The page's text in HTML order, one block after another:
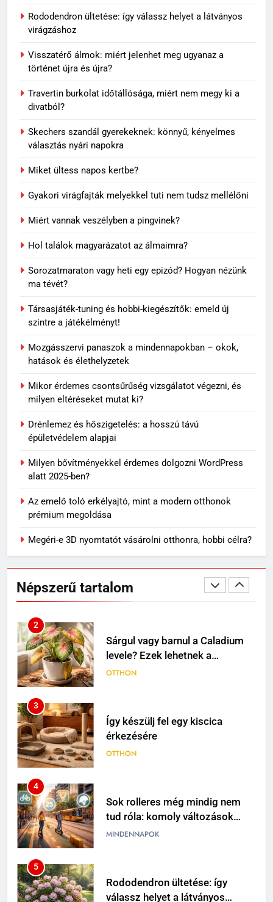
Rododendron ültetése: így válassz helyet a látványos
virágzáshoz
Visszatérő álmok: miért jelenhet meg ugyanaz a
történet újra és újra?
Travertin burkolat időtállósága, miért nem megy ki a
divatból?
Skechers szandál gyerekeknek: könnyű, kényelmes
választás nyári napokra
Miket ültess napos kertbe?
Gyakori virágfajták melyekkel tuti nem tudsz mellélőni
Miért vannak veszélyben a pingvinek?
Hol találok magyarázatot az álmaimra?
Sorozatmaraton vagy heti egy epizód? Hogyan nézünk
ma tévét?
Társasjáték-tuning és hobbi-kiegészítők: emeld új
szintre a játékélményt!
Mozgásszervi panaszok a mindennapokban – okok,
hatások és élethelyzetek
Mikor érdemes csontsűrűség vizsgálatot végezni, és
milyen eltéréseket mutat ki?
Drénlemez és hőszigetelés: a hosszú távú
épületvédelem alapjai
Milyen bővítményekkel érdemes dolgozni WordPress
alatt 2025-ben?
Az emelő toló erkélyajtó, mint a modern otthonok
prémium megoldása
Megéri-e 3D nyomtatót vásárolni otthonra, hobbi célra?
Népszerű tartalom
5
válassz helyet a látványos
virágzáshoz
OTTHON
Visszatérő álmok: miért jelenhet
újra?
MINDENNAPOK
7
Travertin burkolat időtállósága,
OTTHON
8
nyári napokra
VÁSÁRLÁS
1
MINDENNAPOK
2
Sárgul vagy barnul a Caladium
levele? Ezek lehetnek a
leggyakoribb okok
OTTHON
3
Így készülj fel egy kiscica
érkezésére
OTTHON
4
Sok rolleres még mindig nem
tud róla: komoly változások
jöhetnek a közlekedési
MINDENNAPOK
5
Rododendron ültetése: így
válassz helyet a látványos